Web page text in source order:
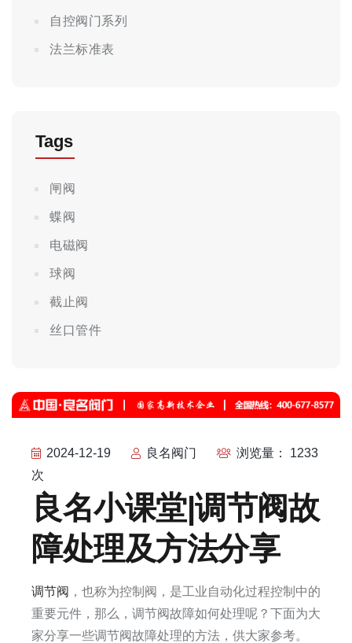
自控阀门系列
法兰标准表
Tags
闸阀
蝶阀
电磁阀
球阀
截止阀
丝口管件
2024-12-19 良名阀门
浏览量： 1233
次
良名小课堂|调节阀故
障处理及方法分享
调节阀 ，也称为控制阀，是工业自动化过程控制中的
重要元件，那么，调节阀故障如何处理呢？下面为大
家分享一些调节阀故障处理的方法，供大家参考。